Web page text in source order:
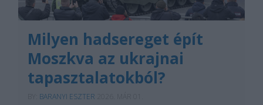
Milyen hadsereget épít
Moszkva az ukrajnai
tapasztalatokból?
BARANYI ESZTER